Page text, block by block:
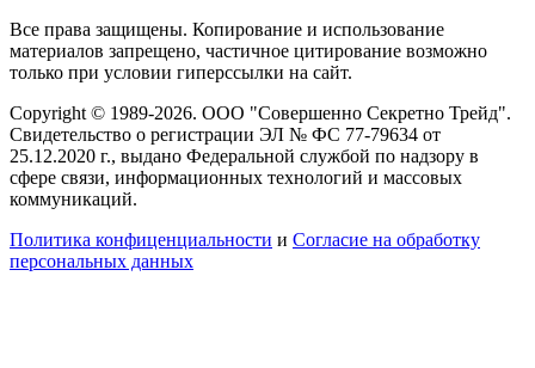
Все права защищены. Копирование и использование
материалов запрещено, частичное цитирование возможно
только при условии гиперссылки на сайт.
Copyright © 1989-2026. ООО "Совершенно Секретно Трейд".
Свидетельство о регистрации ЭЛ № ФС 77-79634 от
25.12.2020 г., выдано Федеральной службой по надзору в
сфере связи, информационных технологий и массовых
коммуникаций.
Политика конфиценциальности и Согласие на обработку
персональных данных